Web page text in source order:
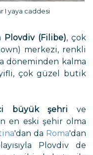
I yaya caddesi
Plovdiv (Filibe), çok
merkezi, renkli
döneminden kalma
çok güzel butik
büyük şehri ve
en eski şehir olma
'dan da Roma'dan
Plovdiv de